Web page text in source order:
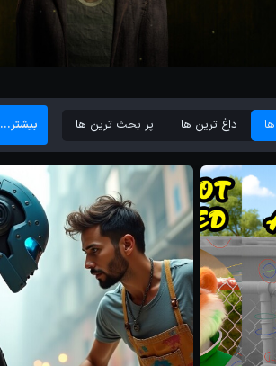
Just say no
سپیده نوروزی
داغ ترین ها پر بحث ترین ها بیشتر...